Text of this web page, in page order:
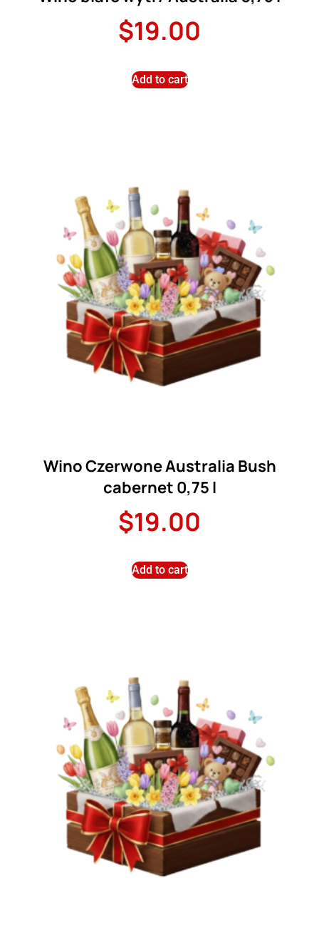
$19.00
Add to cart
Wino Czerwone Australia Bush
cabernet 0,75 l
$19.00
Add to cart